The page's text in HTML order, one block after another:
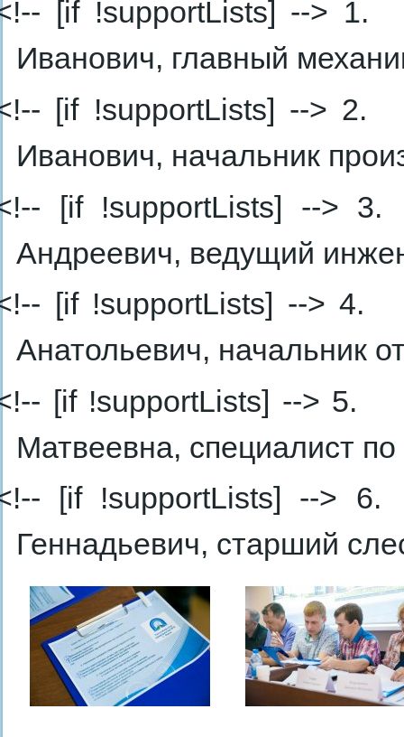
[if !supportLists] --> 1.
Иванович, главный
[if !supportLists] --> 2.
Иванович, начальник
[if !supportLists] --> 3.
Андреевич, ведущий
[if !supportLists] --> 4.
Анатольевич, начальник
[if !supportLists] --> 5.
Матвеевна, специалист
[if !supportLists] --> 6.
Геннадьевич, старший